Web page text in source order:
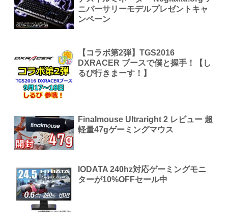
ニバーサリーモデルプレゼントキャ
ンペーン
【コラボ第2弾】TGS2016
DXRACER ブースで僕と握手！【し
るび行きまーす！】
Finalmouse Ultraright 2 レビュー 超
軽量47gゲーミングマウス
IODATA 240hz対応ゲーミングモニ
ターが10%OFFセール中